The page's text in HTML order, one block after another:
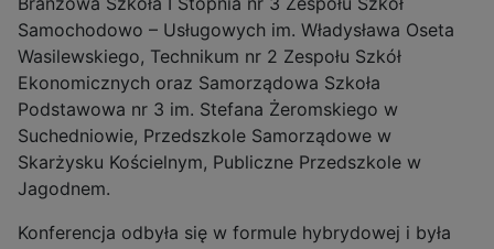
Samochodowo – Usługowych im. Władysława Oseta
Wasilewskiego, Technikum nr 2 Zespołu Szkół
Ekonomicznych oraz Samorządowa Szkoła
Podstawowa nr 3 im. Stefana Żeromskiego w
Suchedniowie, Przedszkole Samorządowe w
Skarżysku Kościelnym, Publiczne Przedszkole w
Jagodnem.
Konferencja odbyła się w formule hybrydowej i była